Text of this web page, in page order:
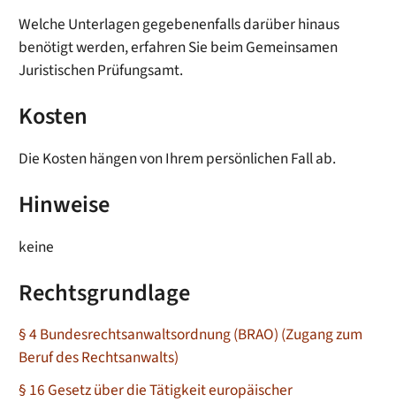
Welche Unterlagen gegebenenfalls darüber hinaus
benötigt werden, erfahren Sie beim Gemeinsamen
Juristischen Prüfungsamt.
Kosten
Die Kosten hängen von Ihrem persönlichen Fall ab.
Hinweise
keine
Rechtsgrundlage
§ 4 Bundesrechtsanwaltsordnung (BRAO) (Zugang zum
Beruf des Rechtsanwalts)
§ 16 Gesetz über die Tätigkeit europäischer